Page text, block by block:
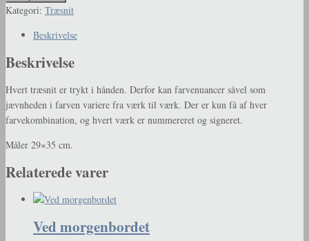
Kategori: Træsnit
Beskrivelse
Beskrivelse
Hvert træsnit er trykt i hånden. Derfor kan farvenuancer såvel som
jævnheden i farven variere fra værk til værk. Der er kun få af hver
farvekombination, og hvert værk er nummereret og signeret.
Måler 29×35 cm.
Relaterede varer
Ved morgenbordet